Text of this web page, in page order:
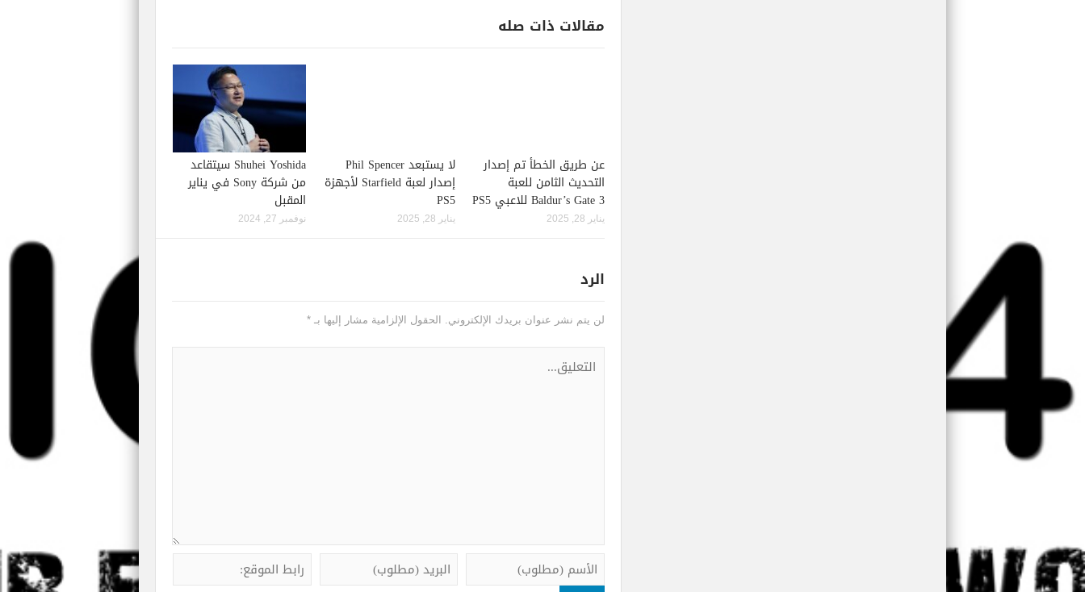
مقالات ذات صله
عن طريق الخطأ تم إصدار
التحديث الثامن للعبة
Baldur’s Gate 3 للاعبي PS5
يناير 28, 2025
لا يستبعد Phil Spencer
إصدار لعبة Starfield لأجهزة
PS5
يناير 28, 2025
Shuhei Yoshida سيتقاعد
من شركة Sony في يناير
المقبل
نوفمبر 27, 2024
الرد
لن يتم نشر عنوان بريدك الإلكتروني. الحقول الإلزامية مشار إليها بـ *